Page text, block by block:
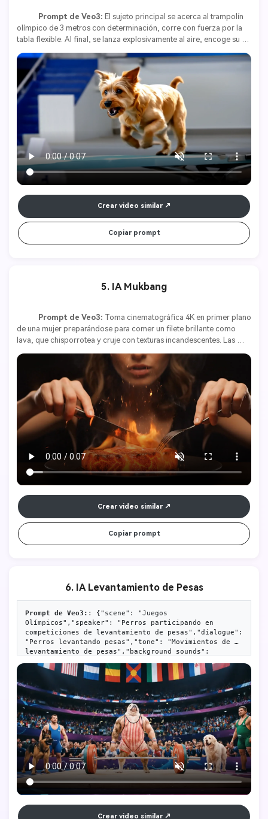
Prompt de Veo3: El sujeto principal se acerca al trampolín
olímpico de 3 metros con determinación, corre con fuerza por la
tabla flexible. Al final, se lanza explosivamente al aire, encoge su
cuerpo y ejecuta varias rotaciones precisas. Al terminar las vueltas,
extiende su cuerpo y entra en el agua verticalmente, con las manos
por delante, generando una salpicadura mínima. Añadir sonidos de
fondo de un comentarista en vivo, público animando y sonido
realista de entrada al agua.
Crear video similar
Copiar prompt
5. IA Mukbang
Prompt de Veo3: Toma cinematográfica 4K en primer plano
de una mujer preparándose para comer un filete brillante como
lava, que chisporrotea y cruje con texturas incandescentes. Las
cuchillo. La superficie pulsa con calor y vetas ardientes, emitiendo
vapor y chispas. La mujer se muestra concentrada, los labios
ligeramente entreabiertos de asombro. Sonidos ambientales
incluyen el chisporroteo, el burbujeo de magma, suave respiración
y un zumbido atmosférico profundo. Sin texto, sin música, sin
Crear video similar
Copiar prompt
6. IA Levantamiento de Pesas
Prompt de Veo3: : {"scene": "Juegos
Olímpicos","speaker": "Perros participando en
competiciones de levantamiento de pesas","dialogue":
"Perros levantando pesas","tone": "Movimientos de
levantamiento de pesas","background_sounds":
festiva"],"audience": "Sin risas en el estudio, solo
charlas dispersas","mood": "Feliz, emocionado"}
Crear video similar